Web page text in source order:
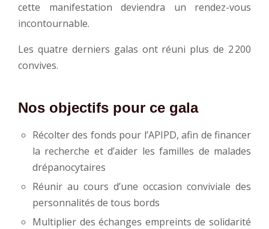
cette manifestation deviendra un rendez-vous
incontournable.
Les quatre derniers galas ont réuni plus de 2 200
convives.
Nos objectifs pour ce gala
Récolter des fonds pour l’APIPD, afin de financer
la recherche et d’aider les familles de malades
drépanocytaires
Réunir au cours d’une occasion conviviale des
personnalités de tous bords
Multiplier des échanges empreints de solidarité